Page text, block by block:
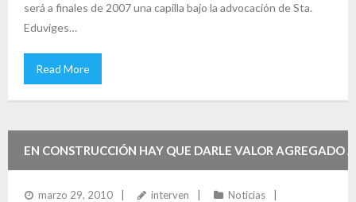
será a finales de 2007 una capilla bajo la advocación de Sta.
Eduviges…
Read More
EN CONSTRUCCIÓN HAY QUE DARLE VALOR AGREGADO A
LA SOCIEDAD
marzo 29, 2010 interven Noticias